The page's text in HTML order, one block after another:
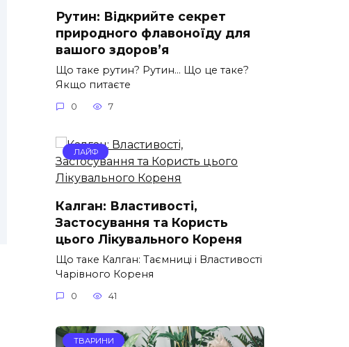
Рутин: Відкрийте секрет
природного флавоноїду для
вашого здоров’я
Що таке рутин? Рутин… Що це таке?
Якщо питаєте
0 7
ЛАЙФ
Калган: Властивості,
Застосування та Користь
цього Лікувального Кореня
Що таке Калган: Таємниці і Властивості
Чарівного Кореня
0 41
ТВАРИНИ